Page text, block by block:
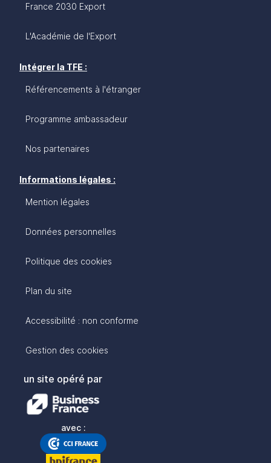
France 2030 Export
L'Académie de l'Export
Intégrer la TFE :
Référencements à l'étranger
Programme ambassadeur
Nos partenaires
Informations légales :
Mention légales
Données personnelles
Politique des cookies
Plan du site
Accessibilité : non conforme
Gestion des cookies
un site opéré par
avec :